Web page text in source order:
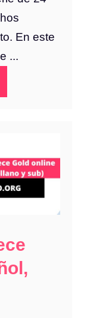
En este
...